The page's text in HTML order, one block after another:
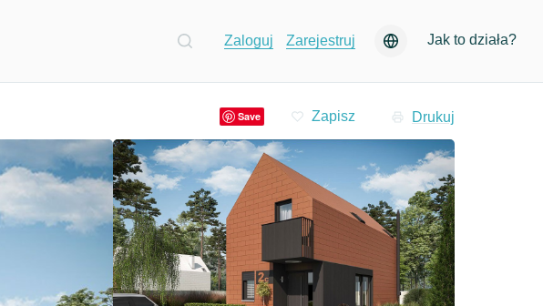
Zaloguj Zarejestruj Jak to działa?
Save Drukuj